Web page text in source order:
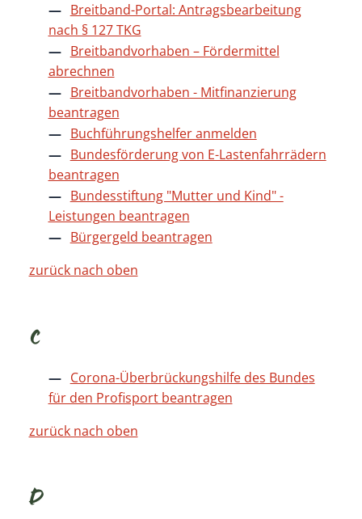
Breitband-Portal: Antragsbearbeitung
nach § 127 TKG
Breitbandvorhaben – Fördermittel
abrechnen
Breitbandvorhaben - Mitfinanzierung
beantragen
Buchführungshelfer anmelden
Bundesförderung von E-Lastenfahrrädern
beantragen
Bundesstiftung "Mutter und Kind" -
Leistungen beantragen
Bürgergeld beantragen
zurück nach oben
C
Corona-Überbrückungshilfe des Bundes
für den Profisport beantragen
zurück nach oben
D